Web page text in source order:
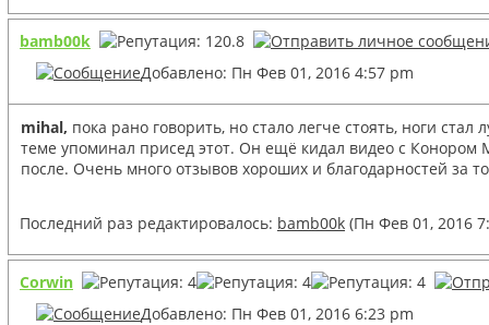
bamb00k
Добавлено: Пн Фев 01, 2016 4:57 pm
mihal, пока рано говорить, но стало легче стоять, ноги
теме упоминал присед этот. Он ещё кидал видео с Конором
после. Очень много отзывов хороших и благодарностей за
Последний раз редактировалось: bamb00k (Пн Фев 01, 2016
Corwin
Добавлено: Пн Фев 01, 2016 6:23 pm